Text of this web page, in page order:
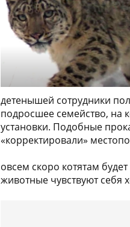
детенышей сотрудники
подросшее семейство, на
установки. Подобные
«корректировали»
овсем скоро котятам
животные чувствуют себя